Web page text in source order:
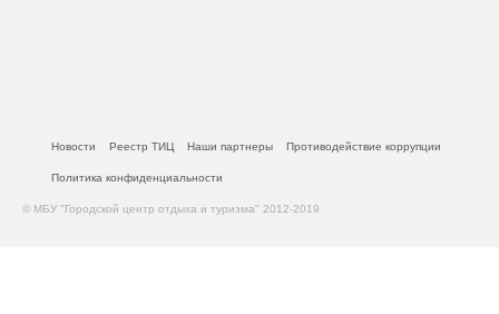
Новости Реестр ТИЦ Наши партнеры Противодействие коррупции
Политика конфиденциальности
© МБУ "Городской центр отдыха и туризма" 2012-2019